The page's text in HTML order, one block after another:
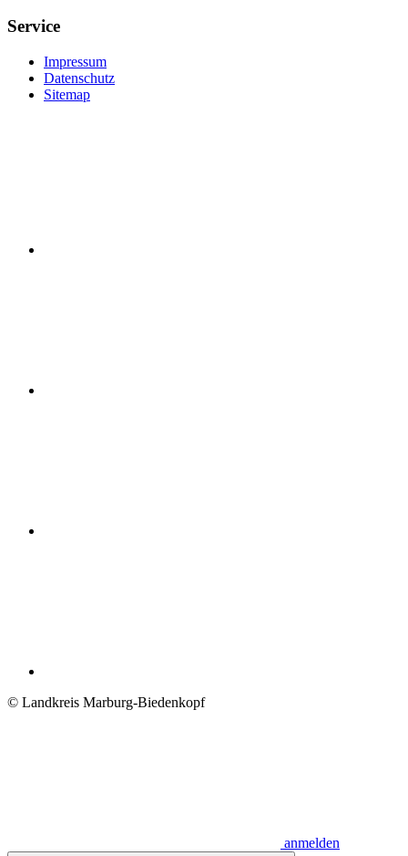
Service
Impressum
Datenschutz
Sitemap
© Landkreis Marburg-Biedenkopf
anmelden